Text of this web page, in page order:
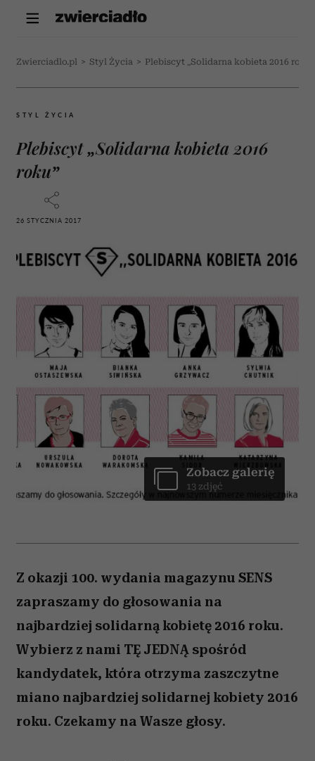
Zwierciadlo.pl > Styl Życia > Plebiscyt „Solidarna kobieta 2016 roku”
STYL ŻYCIA
Plebiscyt „Solidarna kobieta 2016
roku”
26 STYCZNIA 2017
Zobacz galerię
13 zdjęć
Z okazji 100. wydania magazynu SENS
zapraszamy do głosowania na
najbardziej solidarną kobietę 2016 roku.
Wybierz z nami TĘ JEDNĄ spośród
kandydatek, która otrzyma zaszczytne
miano najbardziej solidarnej kobiety 2016
roku. Czekamy na Wasze głosy.